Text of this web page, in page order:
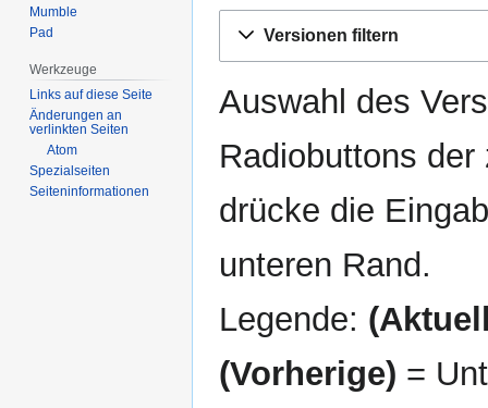
Navigation
Suche
Versionen filtern
Auswahl des
Radiobuttons
drücke die
unteren Rand.
Legende:
(Vorherige) =
Mumble
Pad
Werkzeuge
Links auf diese Seite
Änderungen an
verlinkten Seiten
Atom
Spezialseiten
Seiten­­informationen